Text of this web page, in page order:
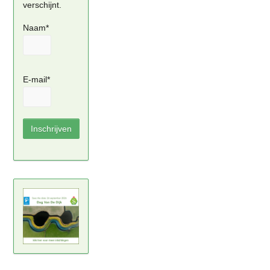
verschijnt.
Naam*
E-mail*